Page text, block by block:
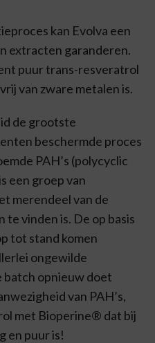
kan Evolva een
extracten garanderen.
puur trans-resveratrol
van zware metalen is.
de grootste
beschermde proces
PAH’s (polycyclic
een groep van
merendeel van de
vinden is. De op basis
tot stand komen
ongewilde
batch opnieuw doet
van PAH’s,
met Bioperine® dat bij
en puur is!